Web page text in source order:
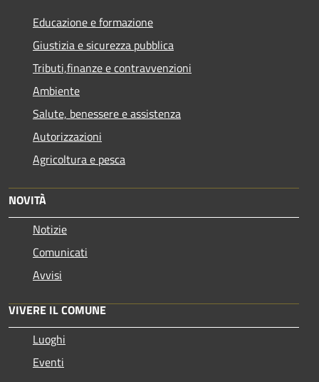
Educazione e formazione
Giustizia e sicurezza pubblica
Tributi,finanze e contravvenzioni
Ambiente
Salute, benessere e assistenza
Autorizzazioni
Agricoltura e pesca
NOVITÀ
Notizie
Comunicati
Avvisi
VIVERE IL COMUNE
Luoghi
Eventi